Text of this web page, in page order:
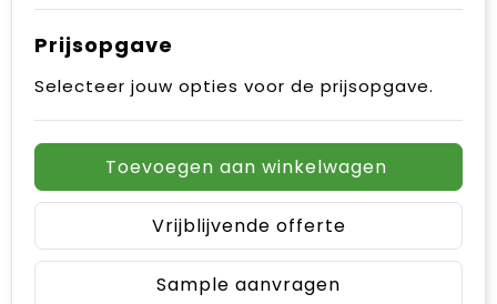
Prijsopgave
Selecteer jouw opties voor de prijsopgave.
Toevoegen aan winkelwagen
Vrijblijvende offerte
Sample aanvragen